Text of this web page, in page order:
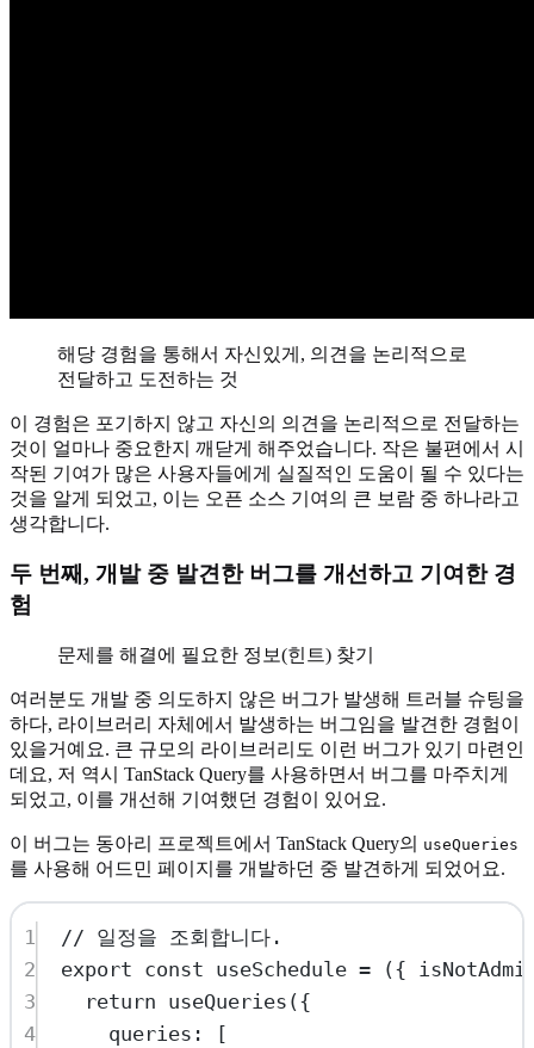
해당 경험을 통해서 자신있게, 의견을 논리적으로
전달하고 도전하는 것
이 경험은 포기하지 않고 자신의 의견을 논리적으로 전달하는
것이 얼마나 중요한지 깨닫게 해주었습니다. 작은 불편에서 시
작된 기여가 많은 사용자들에게 실질적인 도움이 될 수 있다는
것을 알게 되었고, 이는 오픈 소스 기여의 큰 보람 중 하나라고
생각합니다.
두 번째, 개발 중 발견한 버그를 개선하고 기여한 경
험
문제를 해결에 필요한 정보(힌트) 찾기
여러분도 개발 중 의도하지 않은 버그가 발생해 트러블 슈팅을
하다, 라이브러리 자체에서 발생하는 버그임을 발견한 경험이
있을거예요. 큰 규모의 라이브러리도 이런 버그가 있기 마련인
데요, 저 역시 TanStack Query를 사용하면서 버그를 마주치게
되었고, 이를 개선해 기여했던 경험이 있어요.
이 버그는 동아리 프로젝트에서 TanStack Query의 useQueries
를 사용해 어드민 페이지를 개발하던 중 발견하게 되었어요.
1
// 일정을 조회합니다.
2
export const useSchedule = ({
3
return useQueries ({
4
queries: [